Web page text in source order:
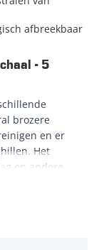
afbreekbaar
- 5
brozere
en er
Het
en andere
materialen